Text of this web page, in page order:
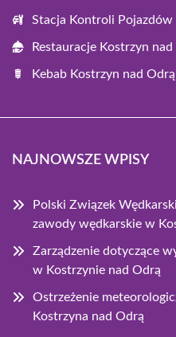
Stacja Kontroli
Restauracje Kostrzyn nad
Kebab Kostrzyn nad Odrą
NAJNOWSZE WPISY
Polski Związek
zawody wędkarskie w
Zarządzenie dotyczące
w Kostrzynie nad Odrą
Ostrzeżenie
Kostrzyna nad Odrą